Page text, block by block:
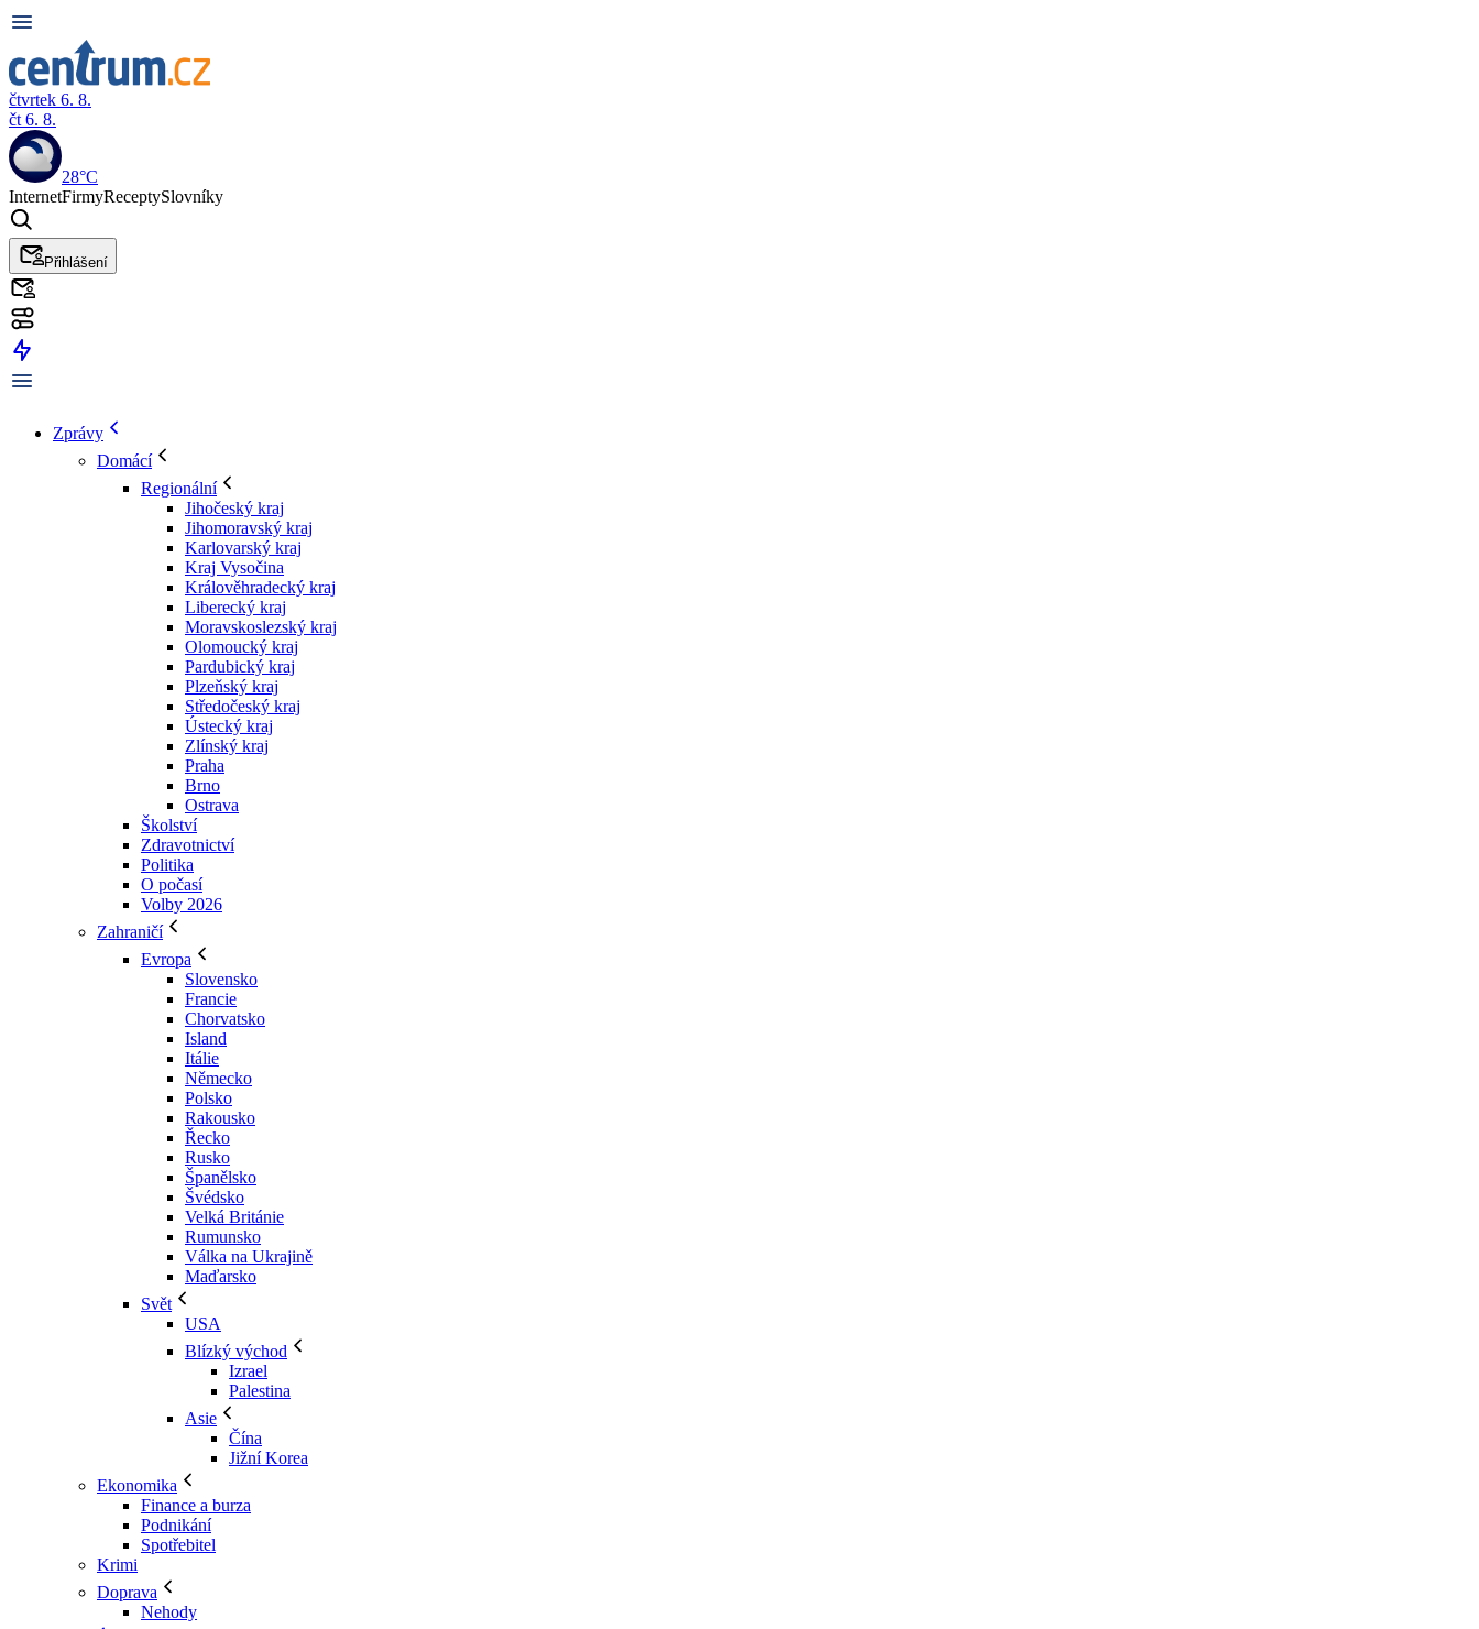
čtvrtek 6. 8.
čt 6. 8.
28°C
InternetFirmyReceptySlovníky
Přihlášení
Zprávy
Domácí
Regionální
Jihočeský kraj
Jihomoravský kraj
Karlovarský kraj
Kraj Vysočina
Králověhradecký kraj
Liberecký kraj
Moravskoslezský kraj
Olomoucký kraj
Pardubický kraj
Plzeňský kraj
Středočeský kraj
Ústecký kraj
Zlínský kraj
Praha
Brno
Ostrava
Školství
Zdravotnictví
Politika
O počasí
Volby 2026
Zahraničí
Evropa
Slovensko
Francie
Chorvatsko
Island
Itálie
Německo
Polsko
Rakousko
Řecko
Rusko
Španělsko
Švédsko
Velká Británie
Rumunsko
Válka na Ukrajině
Maďarsko
Svět
USA
Blízký východ
Izrael
Palestina
Asie
Čína
Jižní Korea
Ekonomika
Finance a burza
Podnikání
Spotřebitel
Krimi
Doprava
Nehody